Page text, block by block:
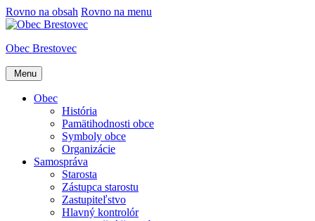
Rovno na obsah Rovno na menu
Obec Brestovec
Menu
Obec
História
Pamätihodnosti obce
Symboly obce
Organizácie
Samospráva
Starosta
Zástupca starostu
Zastupiteľstvo
Hlavný kontrolór